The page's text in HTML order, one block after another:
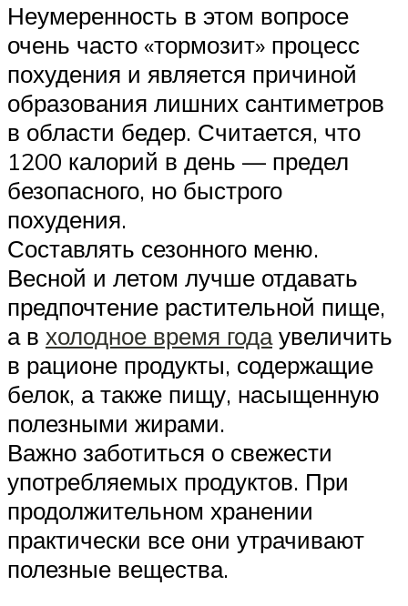
Неумеренность в этом вопросе
очень часто «тормозит» процесс
похудения и является причиной
образования лишних сантиметров
в области бедер. Считается, что
1200 калорий в день — предел
безопасного, но быстрого
похудения.
Составлять сезонного меню.
Весной и летом лучше отдавать
предпочтение растительной пище,
а в холодное время годаувеличить
в рационе продукты, содержащие
белок, а также пищу, насыщенную
полезными жирами.
Важно заботиться о свежести
употребляемых продуктов. При
продолжительном хранении
практически все они утрачивают
полезные вещества.